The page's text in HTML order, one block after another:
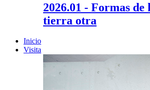
2026.01 - Formas de
tierra otra
Inicio
Visita